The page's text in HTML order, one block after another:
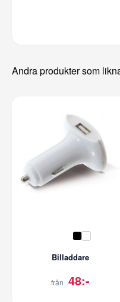
Andra produkter som
Billaddare
från 48:-